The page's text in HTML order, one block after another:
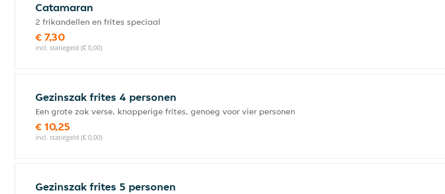
Catamaran
2 frikandellen en frites speciaal
€ 7,30
incl. statiegeld (€ 0,00)
Gezinszak frites 4 personen
Een grote zak verse, knapperige frites, genoeg voor vier personen
€ 10,25
incl. statiegeld (€ 0,00)
Gezinszak frites 5 personen